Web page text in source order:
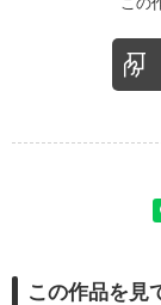
この作品を見